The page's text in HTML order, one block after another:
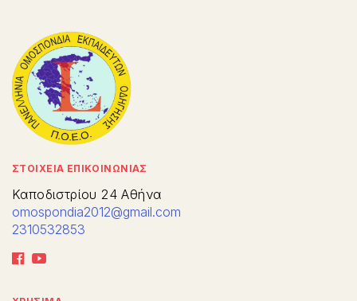
ΣΤΟΙΧΕΙΑ ΕΠΙΚΟΙΝΩΝΙΑΣ
Καποδιστρίου 24 Αθήνα
omospondia2012@gmail.com
2310532853